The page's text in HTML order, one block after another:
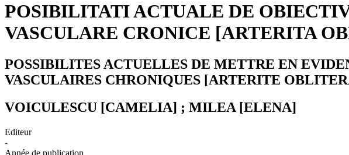
POSIBILITATI ACTUALE DE
VASCULARE CRONICE [ARTERITA
POSSIBILITES ACTUELLES DE METTRE EN
VASCULAIRES CHRONIQUES [ARTERITE
VOICULESCU [CAMELIA] ; MILEA [ELENA]
Editeur
-
Année de publication